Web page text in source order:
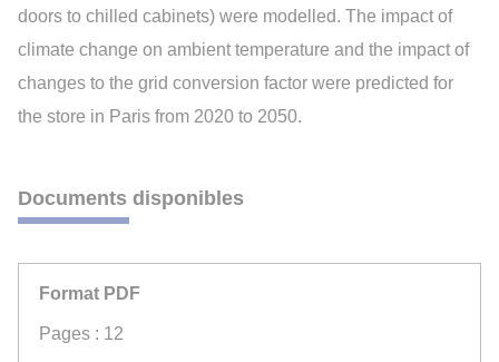
doors to chilled cabinets) were modelled. The impact of
climate change on ambient temperature and the impact of
changes to the grid conversion factor were predicted for
the store in Paris from 2020 to 2050.
Documents disponibles
Format PDF
Pages : 12